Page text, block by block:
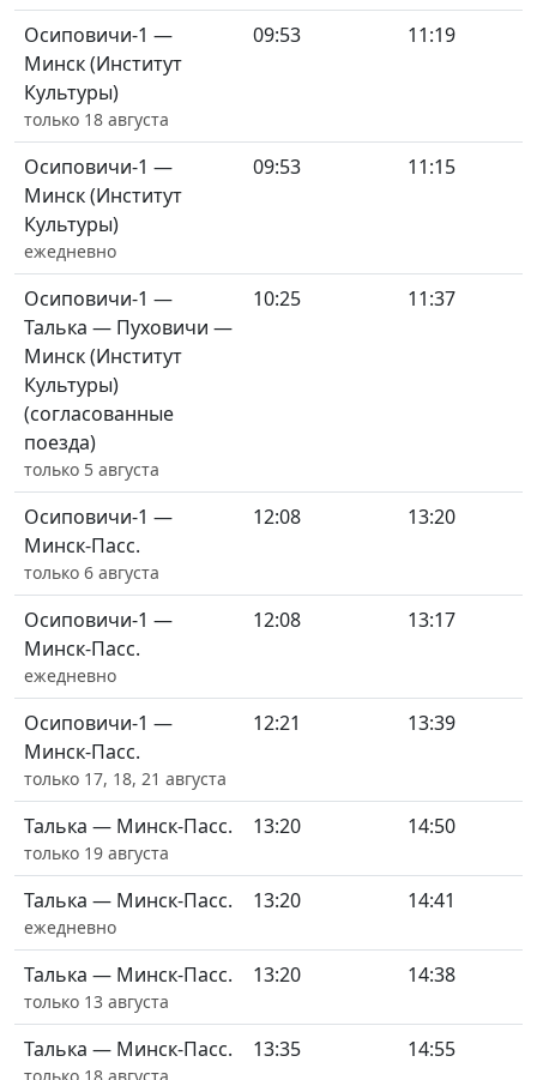
Осиповичи-1 —
Минск (Институт
Культуры)
только 18 августа
09:53 11:19
Осиповичи-1 —
Минск (Институт
Культуры)
ежедневно
09:53 11:15
Осиповичи-1 —
Талька — Пуховичи —
Минск (Институт
Культуры)
(согласованные
поезда)
только 5 августа
10:25 11:37
Осиповичи-1 —
Минск-Пасс.
только 6 августа
12:08 13:20
Осиповичи-1 —
Минск-Пасс.
ежедневно
12:08 13:17
Осиповичи-1 —
Минск-Пасс.
только 17, 18, 21 августа
12:21 13:39
Талька — Минск-Пасс.
только 19 августа
13:20 14:50
Талька — Минск-Пасс.
ежедневно
13:20 14:41
Талька — Минск-Пасс.
только 13 августа
13:20 14:38
Талька — Минск-Пасс. 13:35 14:55